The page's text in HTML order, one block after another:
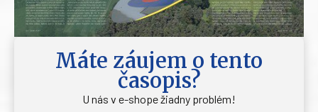
Máte záujem o tento
časopis?
U nás v e-shope žiadny problém!